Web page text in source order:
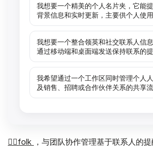
我想要一个精美的个人名片夹，它能
背景信息和实时更新，主要供个人使用
我想要一个整合领英和社交联系人信
通过移动端和桌面端发送保持联系的提
我希望通过一个工作区同时管理个人
及销售、招聘或合作伙伴关系的共享流
👉🏼folk ，与团队协作管理基于联系人的